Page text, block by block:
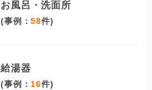
お風呂・洗面所
(事例：58件)
給湯器
(事例： 16件)